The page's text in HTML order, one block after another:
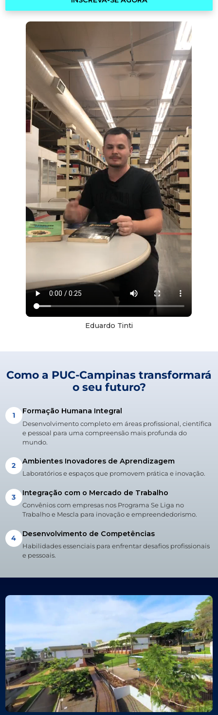
Eduardo Tinti
Como a PUC-Campinas transformará
o seu futuro?
1 Formação Humana Integral
Desenvolvimento completo em áreas profissional, científica
e pessoal para uma compreensão mais profunda do
mundo.
2 Ambientes Inovadores de Aprendizagem
Laboratórios e espaços que promovem prática e inovação.
3 Integração com o Mercado de Trabalho
Convênios com empresas nos Programa Se Liga no
Trabalho e Mescla para inovação e empreendedorismo.
4 Desenvolvimento de Competências
Habilidades essenciais para enfrentar desafios profissionais
e pessoais.